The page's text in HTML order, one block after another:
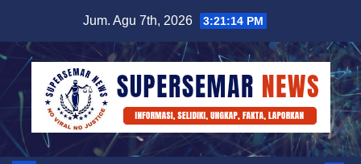
content
Jum. Agu 7th, 2026 3:21:14 PM